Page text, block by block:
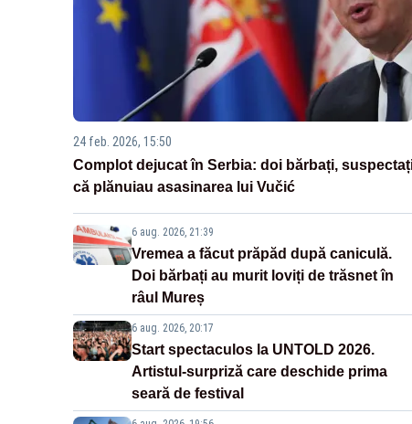
24 feb. 2026, 15:50
Complot dejucat în Serbia: doi bărbați,
că plănuiau asasinarea lui Vučić
6 aug. 2026, 21:39
Vremea a făcut prăpăd după caniculă.
Doi bărbați au murit loviți de trăsnet în
râul Mureș
6 aug. 2026, 20:17
Start spectaculos la UNTOLD 2026.
Artistul-surpriză care deschide prima
seară de festival